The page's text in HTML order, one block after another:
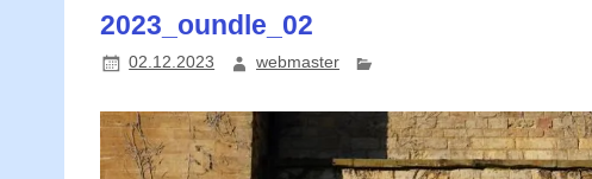
2023_oundle_02
02.12.2023 webmaster